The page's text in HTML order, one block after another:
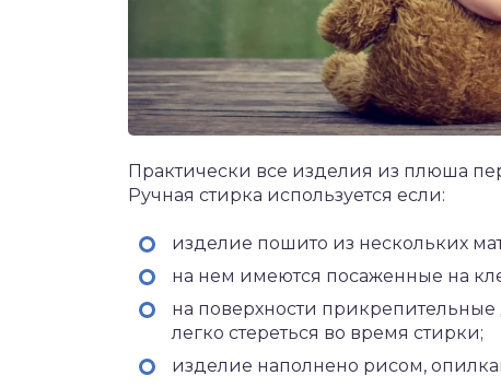
Практически все изделия из плюша
Ручная стирка используется если:
изделие пошито из нескольких
на нем имеются посаженные на
на поверхности прикрепительные
легко стереться во время стирки;
изделие наполнено рисом,